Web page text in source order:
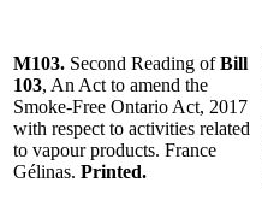
M103. Second Reading ofBill
103, An Act to amend the
Smoke-Free Ontario Act, 2017
with respect to activities related
to vapour products. France
Gélinas. Printed.